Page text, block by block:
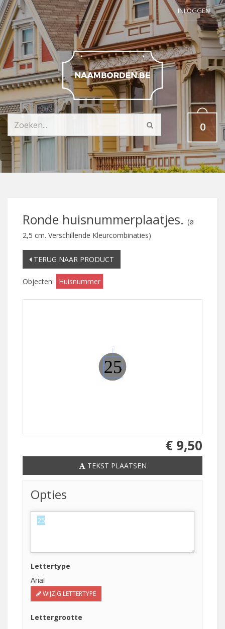
INLOGGEN
0
Ronde huisnummerplaatjes. (ø
2,5 cm. Verschillende Kleurcombinaties)
TERUG NAAR PRODUCT
Objecten: Huisnummer
€ 9,50
TEKST PLAATSEN
Opties
Lettertype
Arial
WIJZIG LETTERTYPE
Lettergrootte